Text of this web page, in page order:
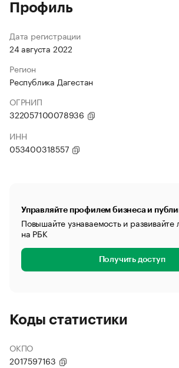
Профиль
Дата регистрации
24 августа 2022
Регион
Республика Дагестан
ОГРНИП
322057100078936
ИНН
053400318557
Управляйте профилем бизнеса и
Повышайте узнаваемость и
на РБК
Получить доступ
Коды статистики
ОКПО
2017597163